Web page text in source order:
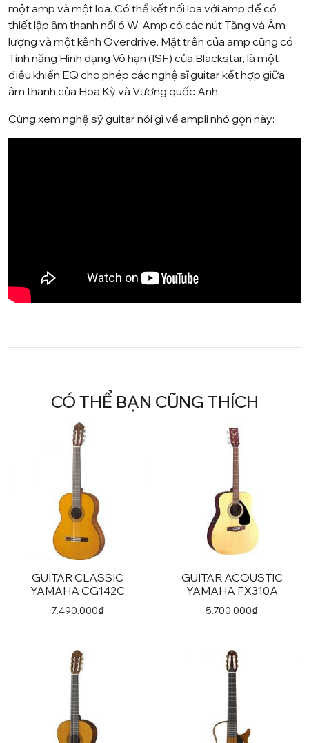
một amp và một loa. Có thể kết nối loa với amp để có
thiết lập âm thanh nổi 6 W. Amp có các nút Tăng và Âm
lượng và một kênh Overdrive. Mặt trên của amp cũng có
Tính năng Hình dạng Vô hạn (ISF) của Blackstar, là một
điều khiển EQ cho phép các nghệ sĩ guitar kết hợp giữa
âm thanh của Hoa Kỳ và Vương quốc Anh.
Cùng xem nghệ sỹ guitar nói gì về ampli nhỏ gọn này:
CÓ THỂ BẠN CŨNG THÍCH
GUITAR CLASSIC
YAMAHA CG142C
7.490.000₫
GUITAR ACOUSTIC
YAMAHA FX310A
5.700.000₫